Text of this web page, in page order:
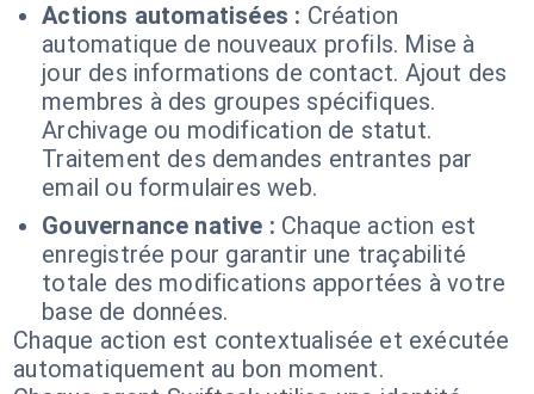
Actions automatisées : Création
automatique de nouveaux profils. Mise à
jour des informations de contact. Ajout des
membres à des groupes spécifiques.
Archivage ou modification de statut.
Traitement des demandes entrantes par
email ou formulaires web.
Gouvernance native : Chaque action est
enregistrée pour garantir une traçabilité
totale des modifications apportées à votre
base de données.
Chaque action est contextualisée et exécutée
automatiquement au bon moment.